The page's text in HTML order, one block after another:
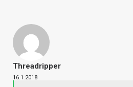
Threadripper
16.1.2018